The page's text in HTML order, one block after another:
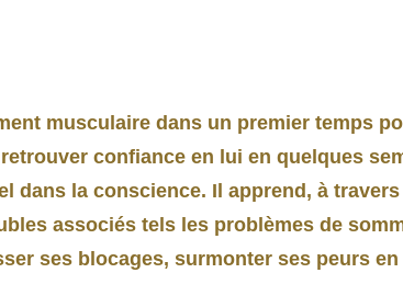
musculaire dans un premier temps
confiance en lui en quelques
dans la conscience. Il apprend, à
associés tels les problèmes de
ses blocages, surmonter ses peurs